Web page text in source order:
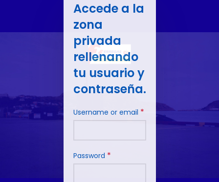
Accede a la
zona
privada
rellenando
tu usuario y
contraseña.
Username or email *
Password *